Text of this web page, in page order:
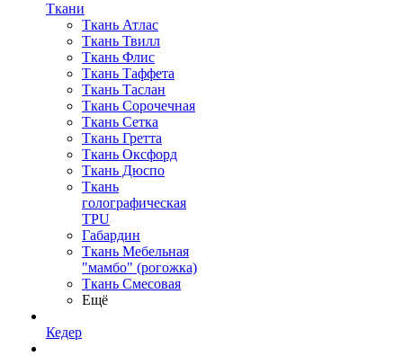
Ткани
Ткань Атлас
Ткань Твилл
Ткань Флис
Ткань Таффета
Ткань Таслан
Ткань Сорочечная
Ткань Сетка
Ткань Гретта
Ткань Оксфорд
Ткань Дюспо
Ткань
голографическая
TPU
Габардин
Ткань Мебельная
"мамбо" (рогожка)
Ткань Смесовая
Ещё
Кедер